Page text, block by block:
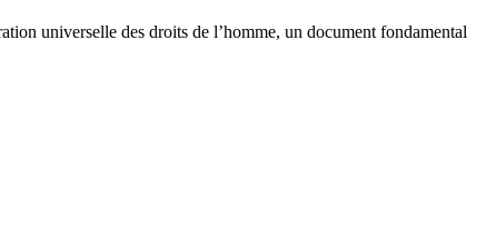
universelle des droits de l’homme, un document fondamental